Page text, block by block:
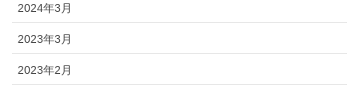
2024年3月
2023年3月
2023年2月